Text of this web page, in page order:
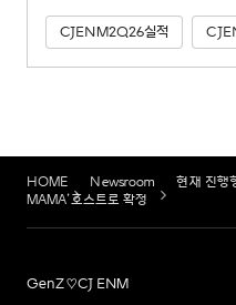
CJENM2Q26실적
HOME Newsroom
현재 진행
MAMA’호스트로 확정
GenZ♡CJ ENM